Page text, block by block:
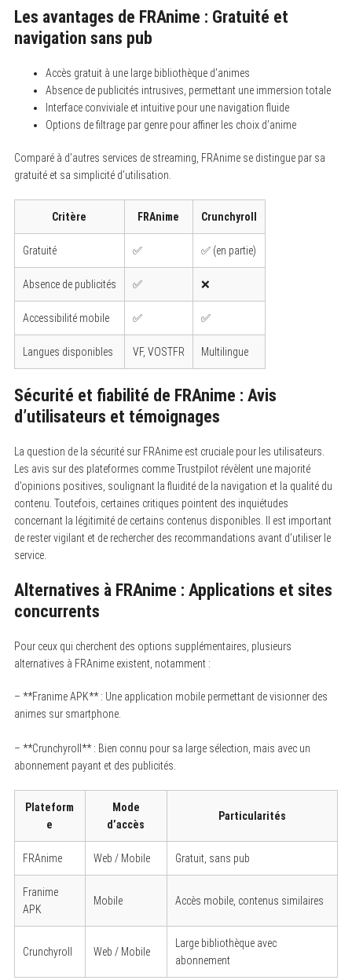
Les avantages de FRAnime : Gratuité et
navigation sans pub
Accès gratuit à une large bibliothèque d’animes
Absence de publicités intrusives, permettant une immersion totale
Interface conviviale et intuitive pour une navigation fluide
Options de filtrage par genre pour affiner les choix d’anime
Comparé à d’autres services de streaming, FRAnime se distingue par sa
gratuité et sa simplicité d’utilisation.
Critère FRAnime Crunchyroll
Gratuité ✅ ✅ (en partie)
Absence de publicités ✅ ❌
Accessibilité mobile ✅ ✅
Langues disponibles VF, VOSTFR Multilingue
Sécurité et fiabilité de FRAnime : Avis
d’utilisateurs et témoignages
La question de la sécurité sur FRAnime est cruciale pour les utilisateurs.
Les avis sur des plateformes comme Trustpilot révèlent une majorité
d’opinions positives, soulignant la fluidité de la navigation et la qualité du
contenu. Toutefois, certaines critiques pointent des inquiétudes
concernant la légitimité de certains contenus disponibles. Il est important
de rester vigilant et de rechercher des recommandations avant d’utiliser le
service.
Alternatives à FRAnime : Applications et sites
concurrents
Pour ceux qui cherchent des options supplémentaires, plusieurs
alternatives à FRAnime existent, notamment :
– **Franime APK** : Une application mobile permettant de visionner des
animes sur smartphone.
– **Crunchyroll** : Bien connu pour sa large sélection, mais avec un
abonnement payant et des publicités.
Plateform
e
Mode
d’accès
Particularités
FRAnime Web / Mobile Gratuit, sans pub
Franime
APK
Mobile Accès mobile, contenus similaires
Crunchyroll Web / Mobile
Large bibliothèque avec
abonnement
c